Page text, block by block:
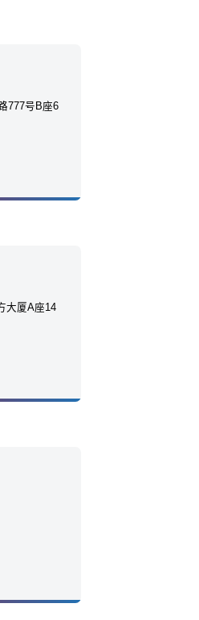
777号B座6
大厦A座14